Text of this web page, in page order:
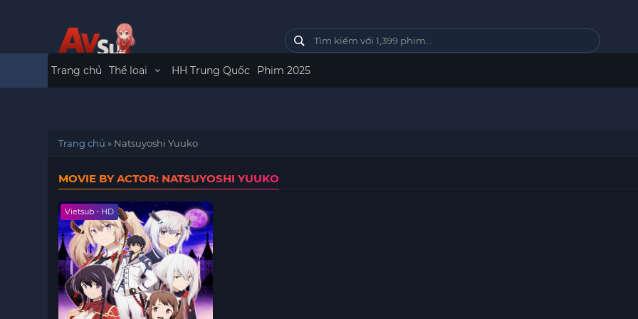
Trang chủ Thể loại HH Trung Quốc Phim 2025
Trang chủ » Natsuyoshi Yuuko
MOVIE BY ACTOR: NATSUYOSHI YUUKO
Vietsub - HD